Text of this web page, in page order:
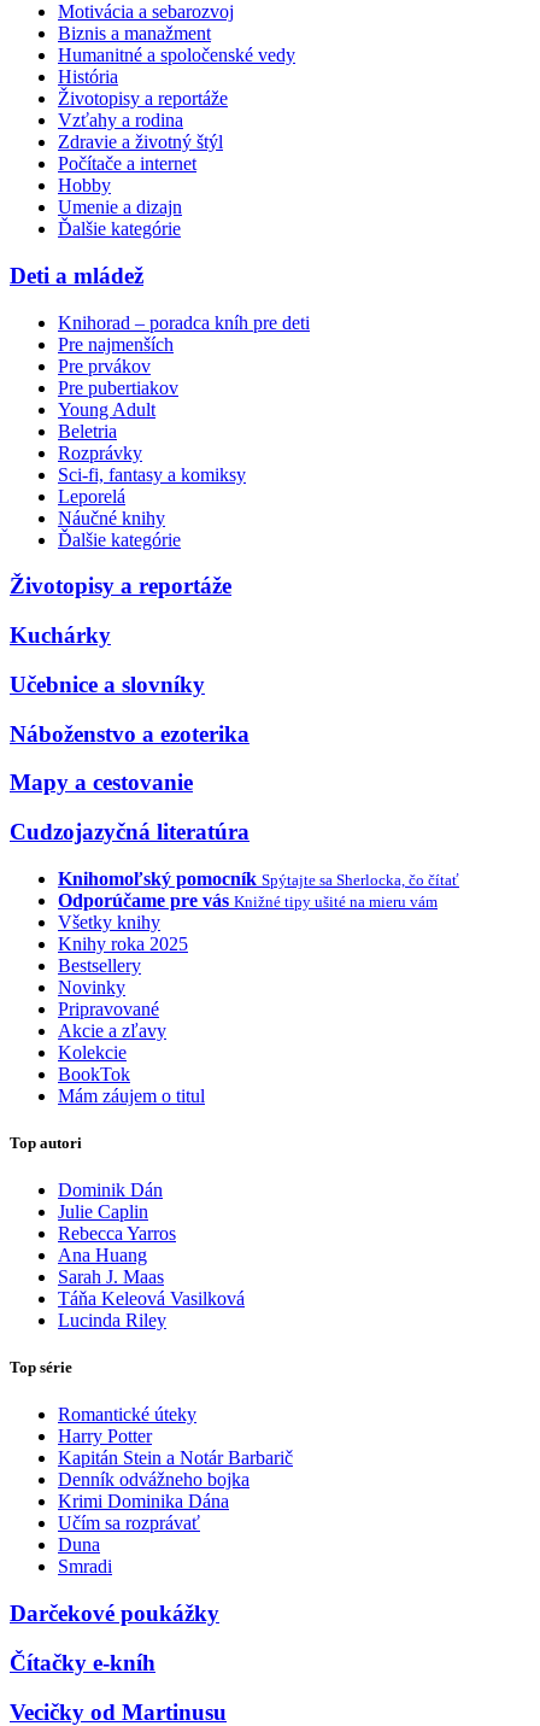
Motivácia a sebarozvoj
Biznis a manažment
Humanitné a spoločenské vedy
História
Životopisy a reportáže
Vzťahy a rodina
Zdravie a životný štýl
Počítače a internet
Hobby
Umenie a dizajn
Ďalšie kategórie
Deti a mládež
Knihorad – poradca kníh pre deti
Pre najmenších
Pre prvákov
Pre pubertiakov
Young Adult
Beletria
Rozprávky
Sci-fi, fantasy a komiksy
Leporelá
Náučné knihy
Ďalšie kategórie
Životopisy a reportáže
Kuchárky
Učebnice a slovníky
Náboženstvo a ezoterika
Mapy a cestovanie
Cudzojazyčná literatúra
Knihomoľský pomocník Spýtajte sa Sherlocka, čo čítať
Odporúčame pre vás Knižné tipy ušité na mieru vám
Všetky knihy
Knihy roka 2025
Bestsellery
Novinky
Pripravované
Akcie a zľavy
Kolekcie
BookTok
Mám záujem o titul
Top autori
Dominik Dán
Julie Caplin
Rebecca Yarros
Ana Huang
Sarah J. Maas
Táňa Keleová Vasilková
Lucinda Riley
Top série
Romantické úteky
Harry Potter
Kapitán Stein a Notár Barbarič
Denník odvážneho bojka
Krimi Dominika Dána
Učím sa rozprávať
Duna
Smradi
Darčekové poukážky
Čítačky e-kníh
Vecičky od Martinusu